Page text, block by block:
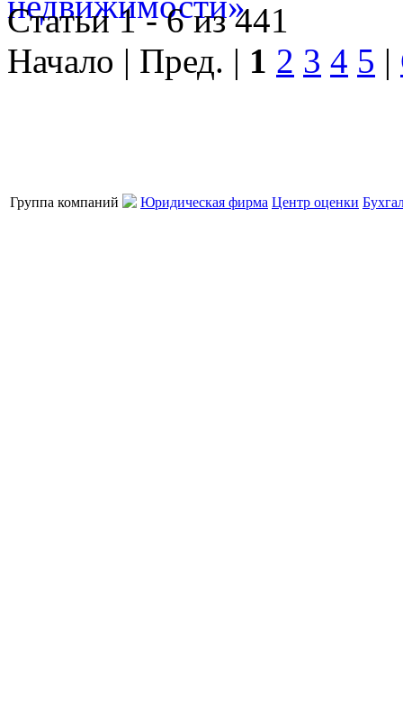
Статьи 1 - 6 из 441
Начало | Пред. | 1 2 3 4 5 |
Группа компаний Юридическая фирма Центр оценки